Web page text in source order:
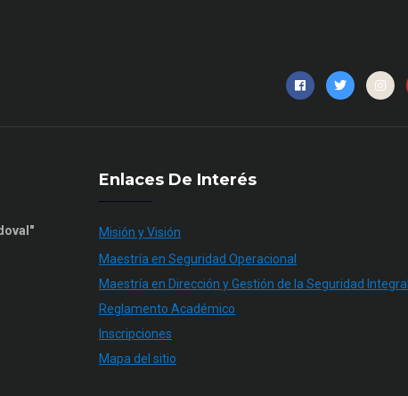
Enlaces De Interés
Misión y Visión
Maestría en Seguridad Operacional
Maestría en Dirección y Gestión de la Seguridad Integral
Reglamento Académico
Inscripciones
Mapa del sitio